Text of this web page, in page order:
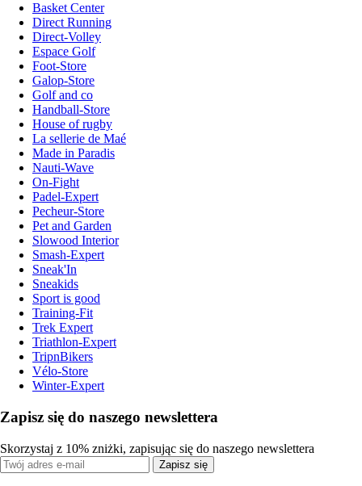
Basket Center
Direct Running
Direct-Volley
Espace Golf
Foot-Store
Galop-Store
Golf and co
Handball-Store
House of rugby
La sellerie de Maé
Made in Paradis
Nauti-Wave
On-Fight
Padel-Expert
Pecheur-Store
Pet and Garden
Slowood Interior
Smash-Expert
Sneak'In
Sneakids
Sport is good
Training-Fit
Trek Expert
Triathlon-Expert
TripnBikers
Vélo-Store
Winter-Expert
Zapisz się do naszego newslettera
Skorzystaj z 10% zniżki, zapisując się do naszego newslettera
Zapisz się